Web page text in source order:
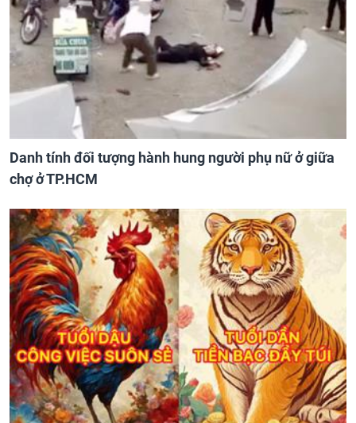
Danh tính đối tượng hành hung người phụ nữ ở giữa
chợ ở TP.HCM